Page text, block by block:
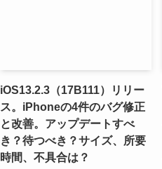
iOS13.2.3（17B111）リリー
ス。iPhoneの4件のバグ修正
と改善。アップデートすべ
き？待つべき？サイズ、所要
時間、不具合は？